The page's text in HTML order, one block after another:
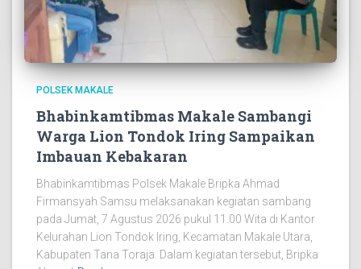
POLSEK MAKALE
Bhabinkamtibmas Makale Sambangi
Warga Lion Tondok Iring Sampaikan
Imbauan Kebakaran
Bhabinkamtibmas Polsek Makale Bripka Ahmad
Firmansyah Samsu melaksanakan kegiatan sambang
pada Jumat, 7 Agustus 2026 pukul 11.00 Wita di Kantor
Kelurahan Lion Tondok Iring, Kecamatan Makale Utara,
Kabupaten Tana Toraja. Dalam kegiatan tersebut, Bripka